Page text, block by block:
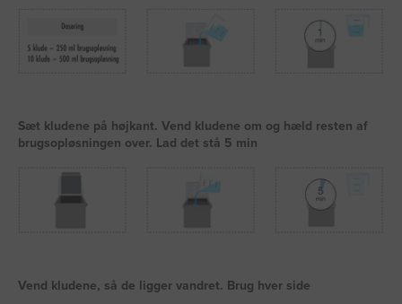
Sæt kludene på højkant. Vend kludene om og hæld resten af
brugsopløsningen over. Lad det stå 5 min
Vend kludene, så de ligger vandret. Brug hver side